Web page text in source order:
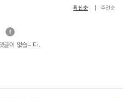
최신순 추천순
글이 없습니다.